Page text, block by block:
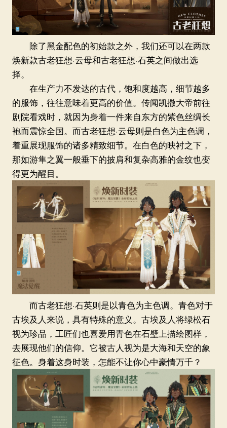
除了黑金配色的初始款之外，我们还可以在两款
焕新款古老狂想·云母和古老狂想·石英之间做出选
择。
在生产力不发达的古代，饱和度越高，细节越多
的服饰，往往意味着更高的价值。传闻凯撒大帝前往
剧院看戏时，就因为身着一件来自东方的紫色丝绸长
袍而震惊全国。而古老狂想·云母则是白色为主色调，
着重展现服饰的诸多精致细节。在白色的映衬之下，
那如游隼之翼一般垂下的披肩和复杂高雅的金纹也变
得更为醒目。
而古老狂想·石英则是以青色为主色调。青色对于
古埃及人来说，具有特殊的意义。古埃及人将绿松石
视为珍品，工匠们也喜爱用青色在石壁上描绘图样，
去展现他们的信仰。它被古人视为是大海和天空的象
征色。身着这身时装，怎能不让你心中豪情万千？